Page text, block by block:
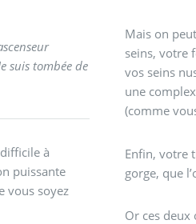
suis tombée de
à
puissante
vous soyez
Mais on
seins, votre
vos seins
une
(comme
Enfin, votre
gorge, que
Or ces deux